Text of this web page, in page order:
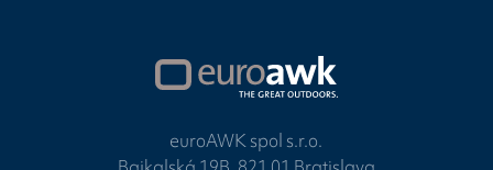
euroAWK spol s.r.o.